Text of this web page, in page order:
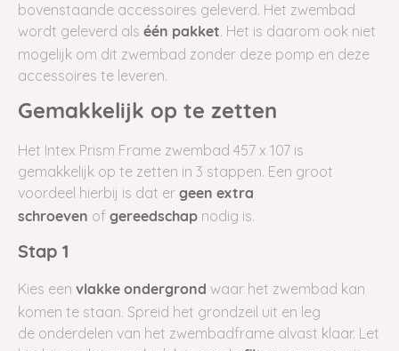
bovenstaande accessoires geleverd. Het zwembad
wordt geleverd als één pakket. Het is daarom ook niet
mogelijk om dit zwembad zonder deze pomp en deze
accessoires te leveren.
Gemakkelijk op te zetten
Het Intex Prism Frame zwembad 457 x 107 is
gemakkelijk op te zetten in 3 stappen. Een groot
voordeel hierbij is dat er geen extra
schroeven of gereedschap nodig is.
Stap 1
Kies een vlakke ondergrond waar het zwembad kan
komen te staan. Spreid het grondzeil uit en leg
de onderdelen van het zwembadframe alvast klaar. Let